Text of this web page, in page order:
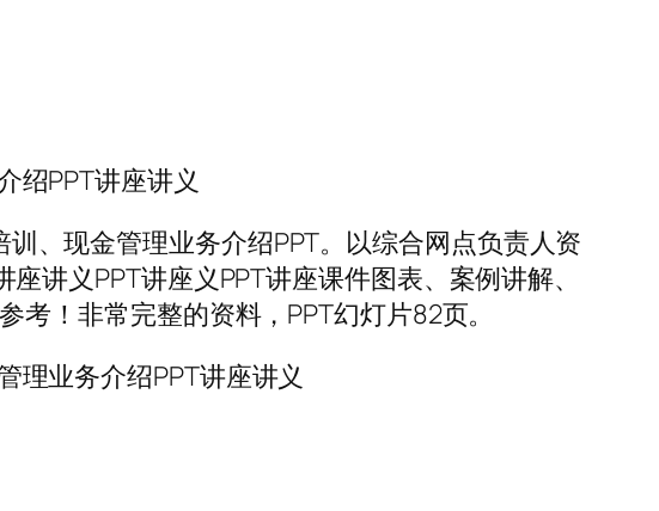
绍PPT讲座讲义
、现金管理业务介绍PPT。以综合网点负责人资
讲义PPT讲座义PPT讲座课件图表、案例讲解、
！非常完整的资料，PPT幻灯片82页。
理业务介绍PPT讲座讲义